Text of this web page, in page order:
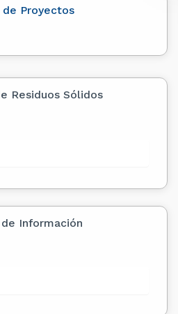
de Proyectos
Residuos Sólidos
Información